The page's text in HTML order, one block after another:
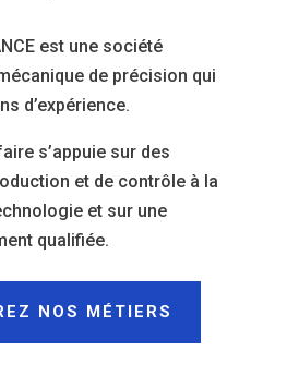
est une société
de précision qui
d’expérience.
s’appuie sur des
et de contrôle à la
et sur une
qualifiée.
NOS MÉTIERS